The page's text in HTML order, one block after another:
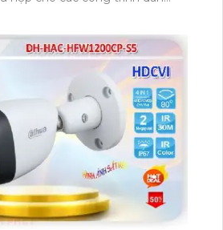
được sử dụng cho kho hàng
phải lo lắng về điều kiện thời
truyền tải từ camera ban
nhờ công nghệ hồng ngoại.
sát với khoảng cách lên đến
gây hiện tượng xóa mờ hay
ban đêm hồng ngoại EXIR
năng xem ban đêm với chất
đến sự an toàn và hiệu quả cho